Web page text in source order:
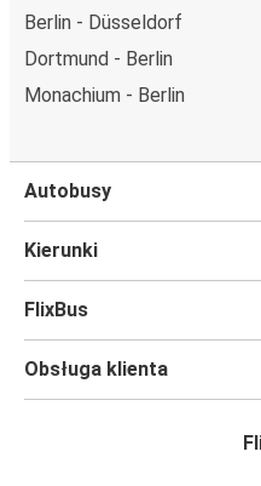
Berlin - Düsseldorf
Dortmund - Berlin
Monachium - Berlin
Autobusy
Kierunki
FlixBus
Obsługa klienta